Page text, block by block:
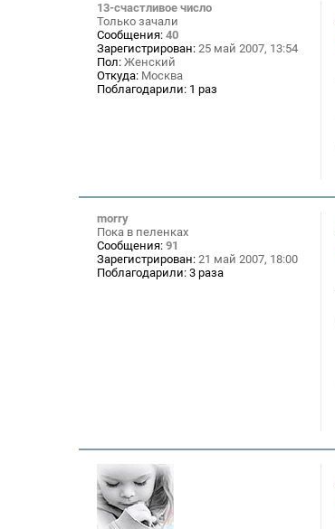
13-счастливое число
Только зачали
Сообщения: 40
Зарегистрирован: 25 май 2007, 13:54
Пол: Женский
Откуда: Москва
Поблагодарили: 1 раз
morry
Пока в пеленках
Сообщения: 91
Зарегистрирован: 21 май 2007, 18:00
Поблагодарили: 3 раза